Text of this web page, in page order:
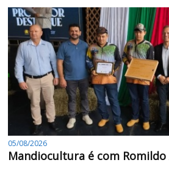
05/08/2026
Mandiocultura é com